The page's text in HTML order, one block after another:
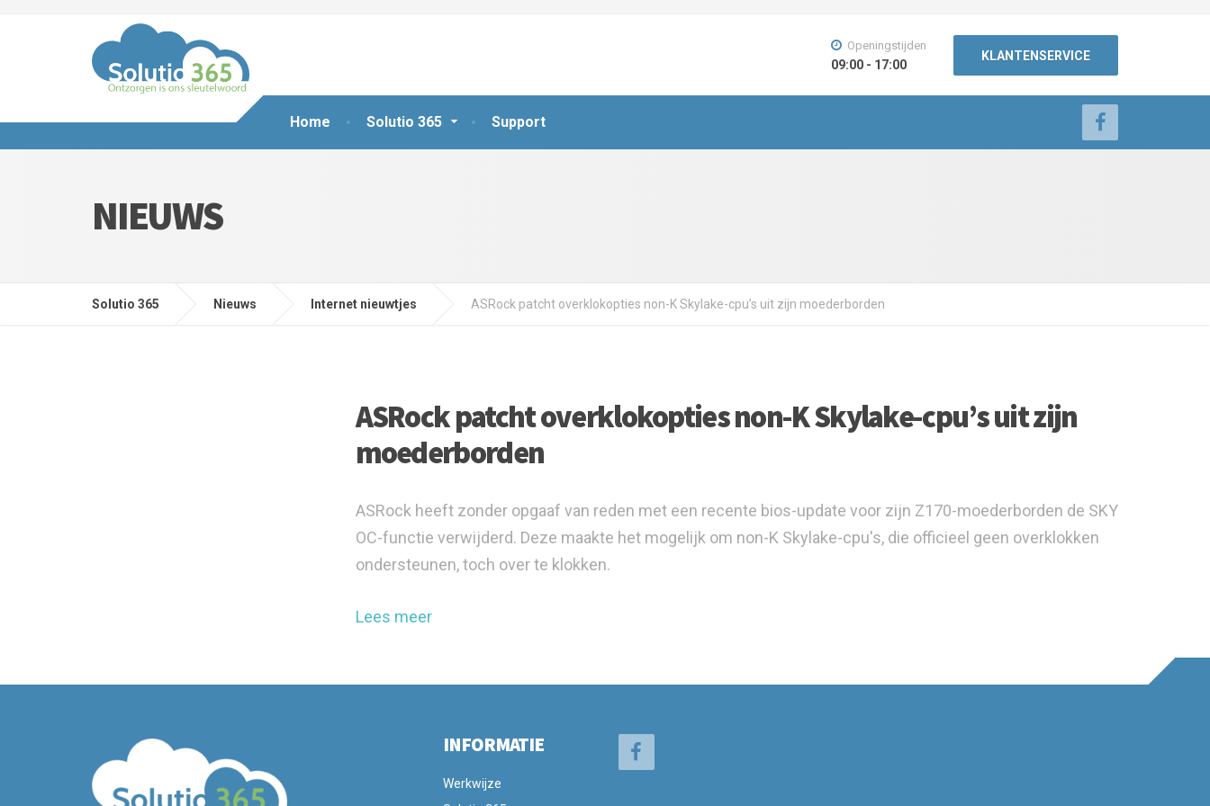
Home Solutio 365 Support
Openingstijden
09:00 - 17:00
KLANTENSERVICE
NIEUWS
Solutio 365 Nieuws Internet nieuwtjes ASRock patcht overklokopties non-K Skylake-cpu’s uit zijn moederborden
ASRock patcht overklokopties non-K Skylake-cpu’s uit zijn
moederborden
ASRock heeft zonder opgaaf van reden met een recente bios-update voor zijn Z170-moederborden de SKY
OC-functie verwijderd. Deze maakte het mogelijk om non-K Skylake-cpu's, die officieel geen overklokken
ondersteunen, toch over te klokken.
Lees meer
INFORMATIE
Werkwijze